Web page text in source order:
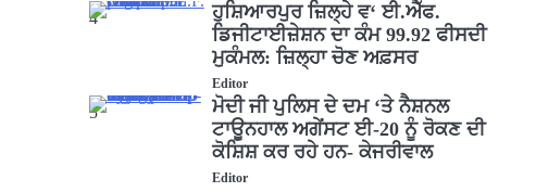
4
ਹੁਸ਼ਿਆਰਪੁਰ ਜ਼ਿਲ੍ਹੇ ਵ‘ ਈ.ਐੱਫ.
ਡਿਜੀਟਾਈਜ਼ੇਸ਼ਨ ਦਾ ਕੰਮ 99.92 ਫੀਸਦੀ
ਮੁਕੰਮਲ: ਜ਼ਿਲ੍ਹਾ ਚੋਣ ਅਫ਼ਸਰ
Editor
5
ਮੋਦੀ ਜੀ ਪੁਲਿਸ ਦੇ ਦਮ ‘ਤੇ ਨੈਸ਼ਨਲ
ਟਾਊਨਹਾਲ ਅਗੇਂਸਟ ਈ-20 ਨੂੰ ਰੋਕਣ ਦੀ
ਕੋਸ਼ਿਸ਼ ਕਰ ਰਹੇ ਹਨ- ਕੇਜਰੀਵਾਲ
Editor